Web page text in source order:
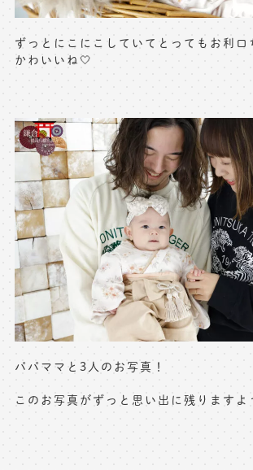
ずっとにこにこしていてとってもお利口
かわいいね🤍
パパママと3人のお写真！
このお写真がずっと思い出に残りますよ